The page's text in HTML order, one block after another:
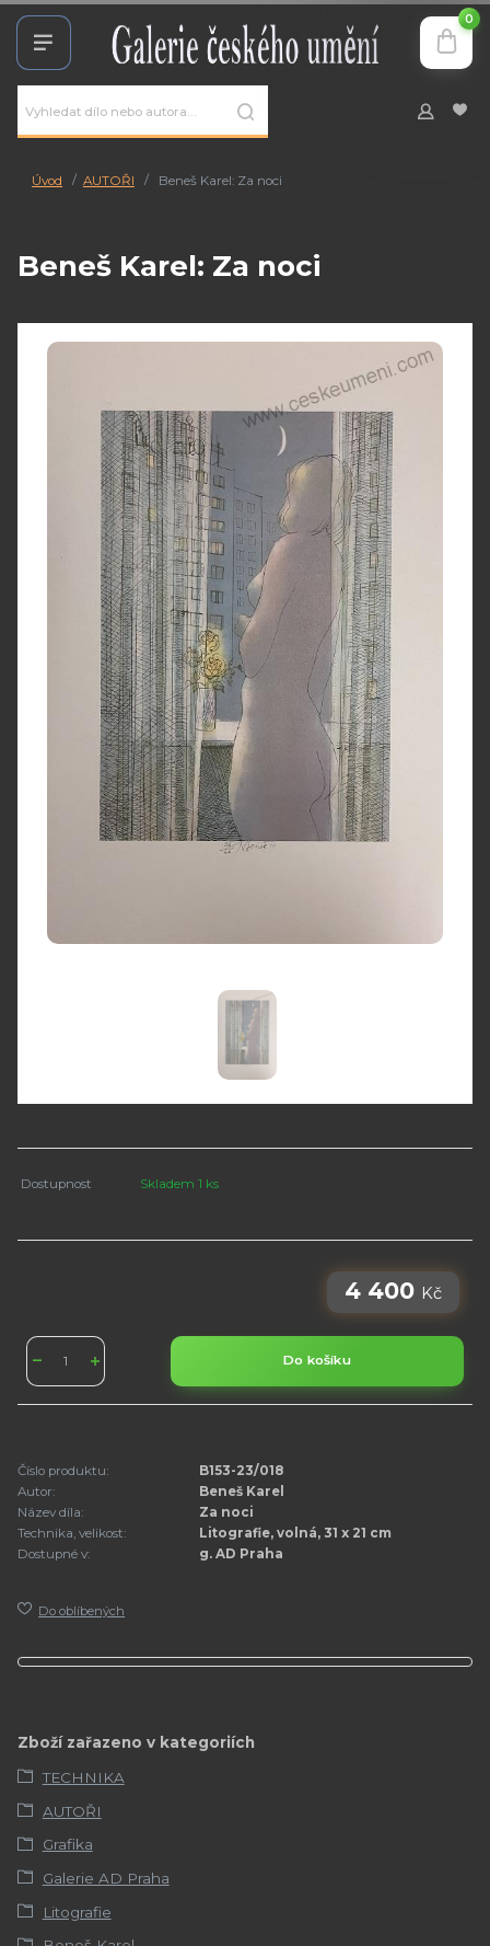
0
Úvod AUTOŘI Beneš Karel: Za noci
Beneš Karel: Za noci
Dostupnost Skladem 1 ks
4 400 Kč
Do košíku
Číslo produktu:
B153-23/018
Autor:
Beneš Karel
Název díla:
Za noci
Technika, velikost:
Litografie, volná, 31 x 21 cm
Dostupné v:
g. AD Praha
Do oblíbených
Zboží zařazeno v kategoriích
TECHNIKA
AUTOŘI
Grafika
Galerie AD Praha
Litografie